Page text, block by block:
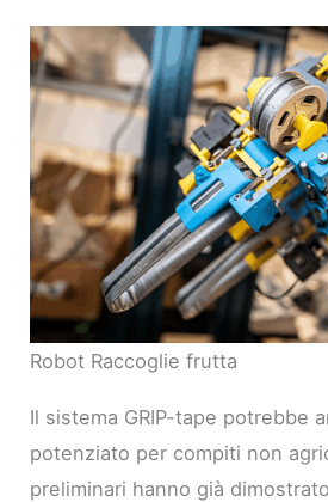
Robot Raccoglie frutta
Il sistema GRIP-tape potrebbe
potenziato per compiti non
preliminari hanno già